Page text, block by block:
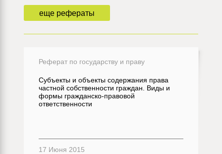
еще рефераты
Реферат по государству и праву
Субъекты и объекты содержания права
частной собственности граждан. Виды и
формы гражданско-правовой
ответственности
17 Июня 2015